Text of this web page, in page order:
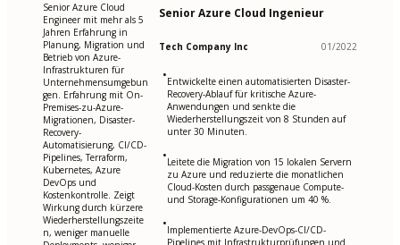
Senior Azure Cloud
Engineer mit mehr als 5
Jahren Erfahrung in
Planung, Migration und
Betrieb von Azure-
Infrastrukturen für
Unternehmensumgebun
gen. Erfahrung mit On-
Premises-zu-Azure-
Migrationen, Disaster-
Recovery-
Automatisierung, CI/CD-
Pipelines, Terraform,
Kubernetes, Azure
DevOps und
Kostenkontrolle. Zeigt
Wirkung durch kürzere
Wiederherstellungszeite
n, weniger manuelle
Senior Azure Cloud Ingenieur
Tech Company Inc 01/2022
•Entwickelte einen automatisierten Disaster-
Recovery-Ablauf für kritische Azure-
Anwendungen und senkte die
Wiederherstellungszeit von 8 Stunden auf
unter 30 Minuten.
•Leitete die Migration von 15 lokalen Servern
zu Azure und reduzierte die monatlichen
Cloud-Kosten durch passgenaue Compute-
und Storage-Konfigurationen um 40 %.
•Implementierte Azure-DevOps-CI/CD-